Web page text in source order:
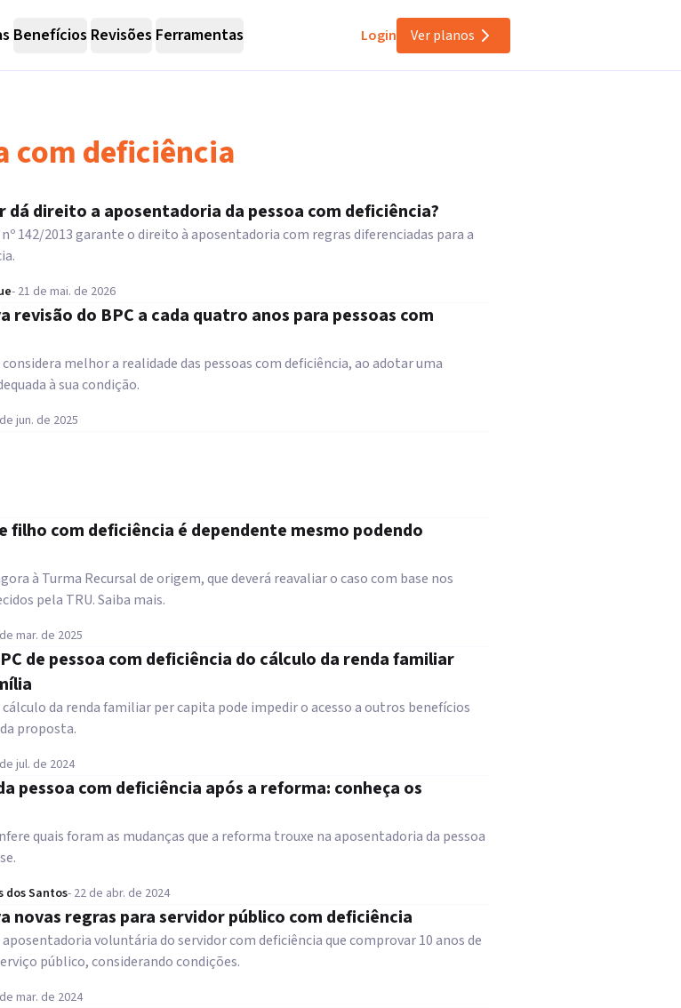
Benefícios Revisões Ferramentas Login Ver planos
com deficiência
dá direito a aposentadoria da pessoa com deficiência?
142/2013 garante o direito à aposentadoria com regras diferenciadas para a
- 21 de mai. de 2026
revisão do BPC a cada quatro anos para pessoas com
melhor a realidade das pessoas com deficiência, ao adotar uma
à sua condição.
jun. de 2025
filho com deficiência é dependente mesmo podendo
à Turma Recursal de origem, que deverá reavaliar o caso com base nos
pela TRU. Saiba mais.
mar. de 2025
de pessoa com deficiência do cálculo da renda familiar
cálculo da renda familiar per capita pode impedir o acesso a outros benefícios
proposta.
jul. de 2024
pessoa com deficiência após a reforma: conheça os
quais foram as mudanças que a reforma trouxe na aposentadoria da pessoa
dos Santos- 22 de abr. de 2024
novas regras para servidor público com deficiência
aposentadoria voluntária do servidor com deficiência que comprovar 10 anos de
público, considerando condições.
mar. de 2024